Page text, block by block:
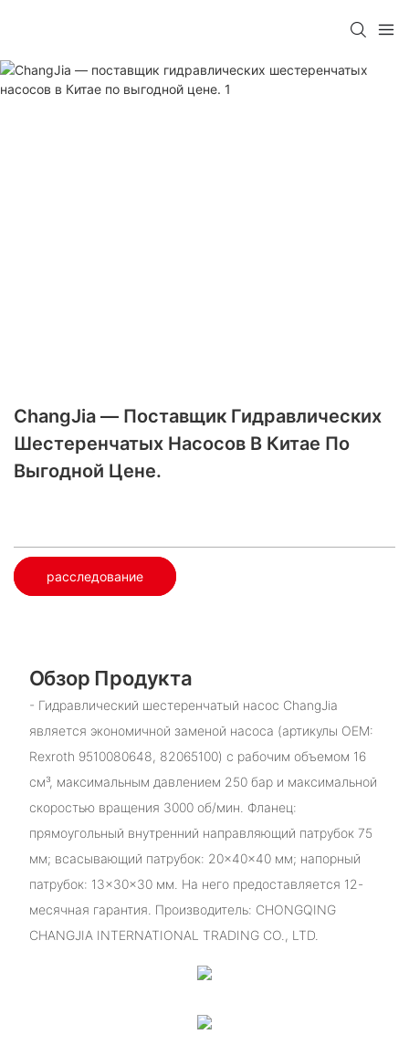
ChangJia — Поставщик Гидравлических
Шестеренчатых Насосов В Китае По
Выгодной Цене.
расследование
Обзор Продукта
- Гидравлический шестеренчатый насос ChangJia
является экономичной заменой насоса (артикулы OEM:
Rexroth 9510080648, 82065100) с рабочим объемом 16
см³, максимальным давлением 250 бар и максимальной
скоростью вращения 3000 об/мин. Фланец:
прямоугольный внутренний направляющий патрубок 75
мм; всасывающий патрубок: 20×40×40 мм; напорный
патрубок: 13×30×30 мм. На него предоставляется 12-
месячная гарантия. Производитель: CHONGQING
CHANGJIA INTERNATIONAL TRADING CO., LTD.